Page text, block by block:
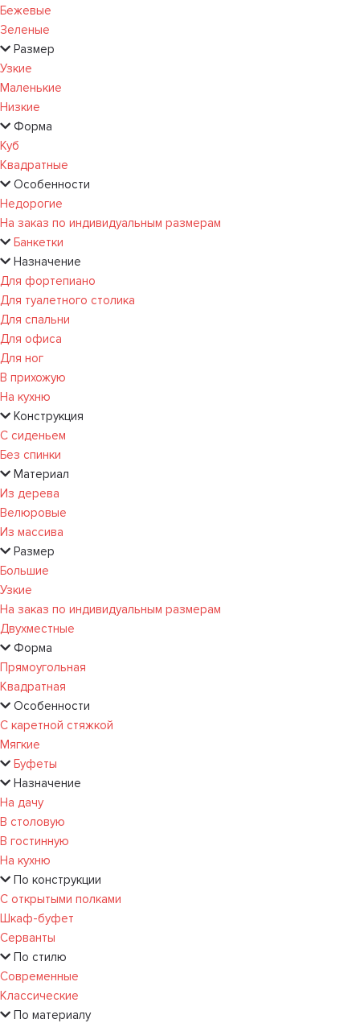
Бежевые
Зеленые
Размер
Узкие
Маленькие
Низкие
Форма
Куб
Квадратные
Особенности
Недорогие
На заказ по индивидуальным размерам
Банкетки
Назначение
Для фортепиано
Для туалетного столика
Для спальни
Для офиса
Для ног
В прихожую
На кухню
Конструкция
С сиденьем
Без спинки
Материал
Из дерева
Велюровые
Из массива
Размер
Большие
Узкие
На заказ по индивидуальным размерам
Двухместные
Форма
Прямоугольная
Квадратная
Особенности
С каретной стяжкой
Мягкие
Буфеты
Назначение
На дачу
В столовую
В гостинную
На кухню
По конструкции
С открытыми полками
Шкаф-буфет
Серванты
По стилю
Современные
Классические
По материалу